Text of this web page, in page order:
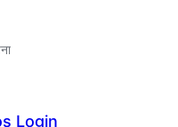
Login